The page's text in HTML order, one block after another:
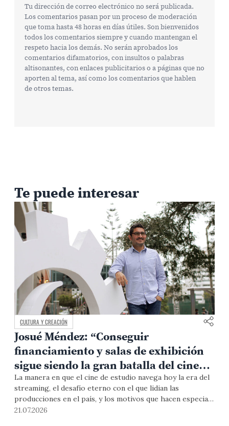
Tu dirección de correo electrónico no será publicada.
Los comentarios pasan por un proceso de moderación
que toma hasta 48 horas en días útiles. Son bienvenidos
todos los comentarios siempre y cuando mantengan el
respeto hacia los demás. No serán aprobados los
comentarios difamatorios, con insultos o palabras
altisonantes, con enlaces publicitarios o a páginas que no
aporten al tema, así como los comentarios que hablen
de otros temas.
Te puede interesar
CULTURA Y CREACIÓN
Josué Méndez: “Conseguir
financiamiento y salas de exhibición
sigue siendo la gran batalla del cine
independiente en el Perú”
La manera en que el cine de estudio navega hoy la era del
streaming, el desafío eterno con el que lidian las
producciones en el país, y los motivos que hacen especial
las ediciones del Festival Internacional de Cine de Lima
21.07.2026